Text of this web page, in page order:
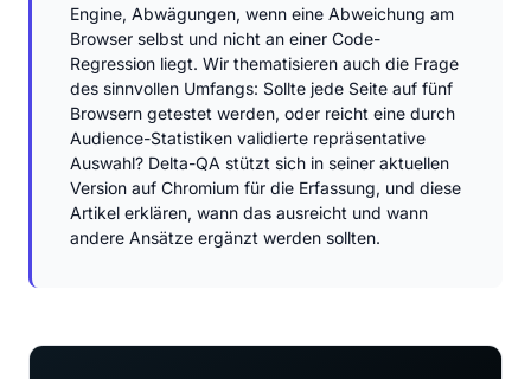
Engine, Abwägungen, wenn eine Abweichung am
Browser selbst und nicht an einer Code-
Regression liegt. Wir thematisieren auch die Frage
des sinnvollen Umfangs: Sollte jede Seite auf fünf
Browsern getestet werden, oder reicht eine durch
Audience-Statistiken validierte repräsentative
Auswahl? Delta-QA stützt sich in seiner aktuellen
Version auf Chromium für die Erfassung, und diese
Artikel erklären, wann das ausreicht und wann
andere Ansätze ergänzt werden sollten.